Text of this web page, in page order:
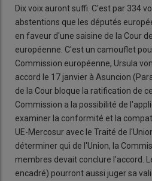
Dix voix auront suffi. C'est par 334
abstentions que les députés
en faveur d'une saisine de la Cour
européenne. C'est un camouflet
Commission européenne, Ursula
accord le 17 janvier à Asuncion
de la Cour bloque la ratification de
Commission a la possibilité de
examiner la conformité et la
UE-Mercosur avec le Traité de
déterminer qui de l'Union, la
membres devait conclure l'accord.
encadré) pourront aussi juger sa